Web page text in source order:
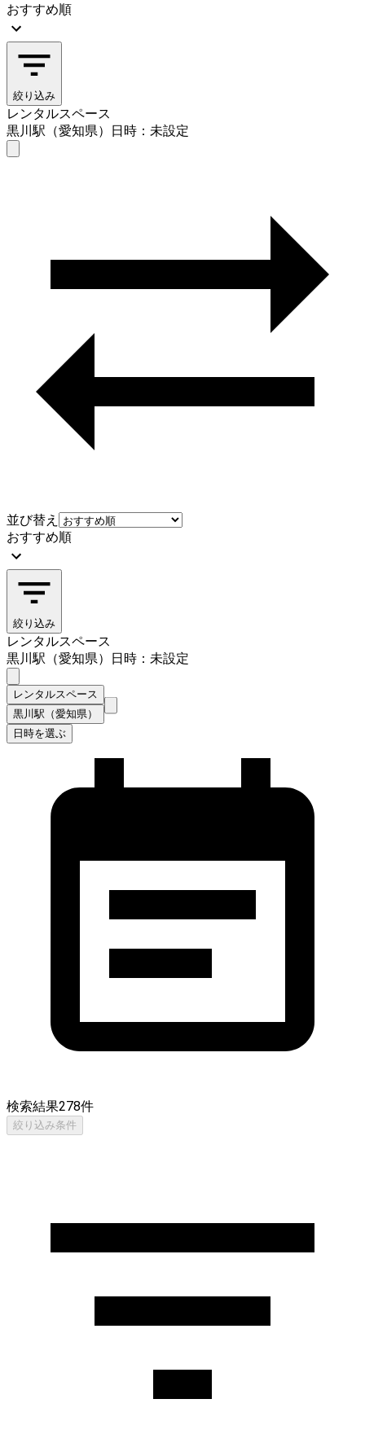
おすすめ順
絞り込み
レンタルスペース
黒川駅（愛知県）
日時：未設定
並び替え
おすすめ順
絞り込み
レンタルスペース
黒川駅（愛知県）
日時：未設定
レンタルスペース
黒川駅（愛知県）
日時を選ぶ
検索結果278件
絞り込み条件